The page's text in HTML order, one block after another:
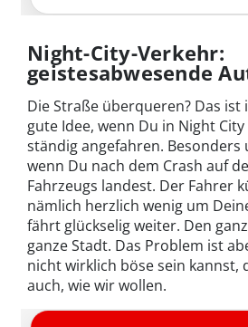
Night-City-Verkehr:
geistesabwesende
Die Straße überqueren? Das ist
gute Idee, wenn Du in Night
ständig angefahren. Besonders
wenn Du nach dem Crash auf
Fahrzeugs landest. Der Fahrer
nämlich herzlich wenig um
fährt glückselig weiter. Den
ganze Stadt. Das Problem ist
nicht wirklich böse sein kannst,
auch, wie wir wollen.